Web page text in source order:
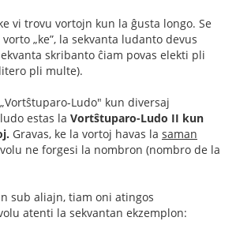
vi trovu vortojn kun la ĝusta longo. Se
„ke”, la sekvanta ludanto devus
skribanto ĉiam povas elekti pli
pli multe).
Ludo" kun diversaj
estas la Vortŝtuparo-Ludo II kun
Gravas, ke la vortoj havas la saman
ne forgesi la nombron (nombro de la
sub aliajn, tiam oni atingos
atenti la sekvantan ekzemplon: